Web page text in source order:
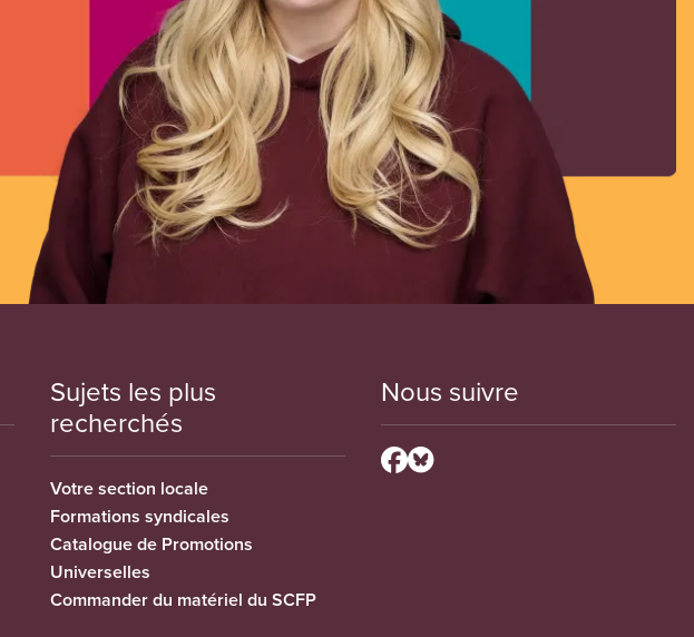
Sujets les plus
recherchés
Votre section locale
Formations syndicales
Catalogue de Promotions
Universelles
Commander du matériel du SCFP
Nous suivre